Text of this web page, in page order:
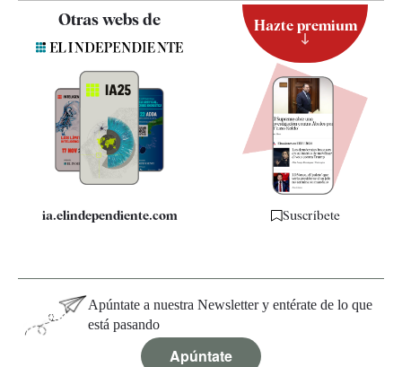
Contacto
Quiénes somos
Especificaciones
Otras webs de
ia.elindependiente.com
Hazte premium
Suscríbete
Apúntate a nuestra Newsletter y entérate de lo que
está pasando
Apúntate